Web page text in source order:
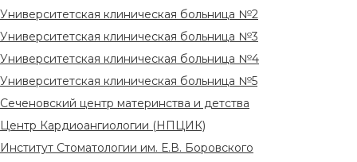
Университетская клиническая больница №2
Университетская клиническая больница №3
Университетская клиническая больница №4
Университетская клиническая больница №5
Сеченовский центр материнства и детства
Центр Кардиоангиологии (НПЦИК)
Институт Стоматологии им. Е.В. Боровского